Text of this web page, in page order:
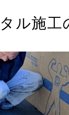
ル施工